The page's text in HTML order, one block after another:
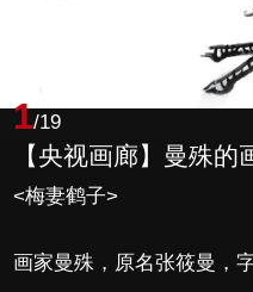
1/19
【央视画廊】曼殊的
<梅妻鹤子>
画家曼殊，原名张筱曼，